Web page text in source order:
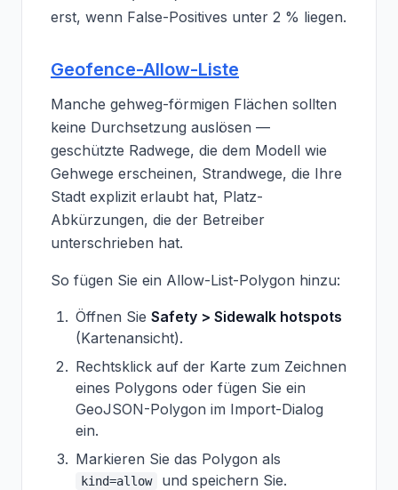
erst, wenn False-Positives unter 2 % liegen.
Geofence-Allow-Liste
Manche gehweg-förmigen Flächen sollten
keine Durchsetzung auslösen —
geschützte Radwege, die dem Modell wie
Gehwege erscheinen, Strandwege, die Ihre
Stadt explizit erlaubt hat, Platz-
Abkürzungen, die der Betreiber
unterschrieben hat.
So fügen Sie ein Allow-List-Polygon hinzu:
Öffnen Sie Safety > Sidewalk hotspots
(Kartenansicht).
Rechtsklick auf der Karte zum Zeichnen
eines Polygons oder fügen Sie ein
GeoJSON-Polygon im Import-Dialog
ein.
Markieren Sie das Polygon als
kind=allow und speichern Sie.